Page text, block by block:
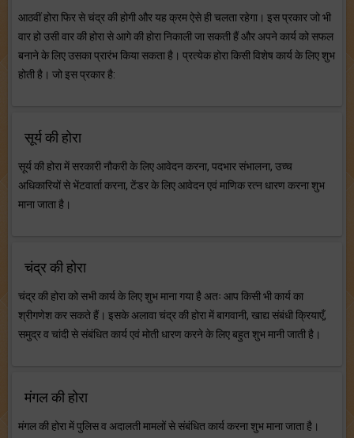
आठवीं होरा फिर से चंद्र की होगी और यह क्रम ऐसे ही चलता रहेगा। इस प्रकार जो भी
वार हो उसी वार की होरा से आगे की होरा निकाली जा सकती हैं और अपने कार्य को सफल
बनाने के लिए उसका प्रारंभ किया सकता है। प्रत्येक होरा किसी विशेष कार्य के लिए शुभ
होती है। जो इस प्रकार है:
सूर्य की होरा
सूर्य की होरा में सरकारी नौकरी के लिए आवेदन करना, पदभार संभालना, उच्च
अधिकारियों से भेंटवार्ता करना, टेंडर के लिए आवेदन एवं माणिक रत्न धारण करना शुभ
माना जाता है।
चंद्र की होरा
चंद्र की होरा को सभी कार्य के लिए शुभ माना गया है अतः आप किसी भी कार्य का
श्रीगणेश कर सकते हैं। इसके अलावा चंद्र की होरा में बागवानी, खाद्य संबंधी क्रियाएँ,
समुद्र व चांदी से संबंधित कार्य एवं मोती धारण करने के लिए बहुत शुभ मानी जाती है।
मंगल की होरा
मंगल की होरा में पुलिस व अदालती मामलों से संबंधित कार्य करना शुभ माना जाता है।